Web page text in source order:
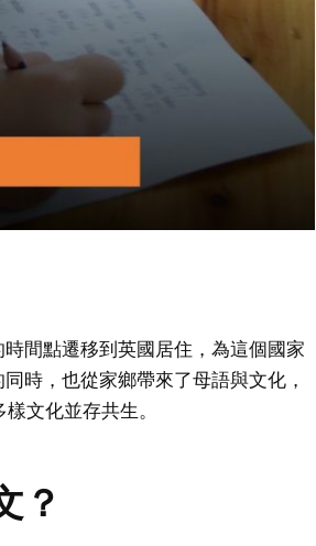
間點遷移到英國居住，為這個國家
時，也從家鄉帶來了母語與文化，
文化並存共生。
？